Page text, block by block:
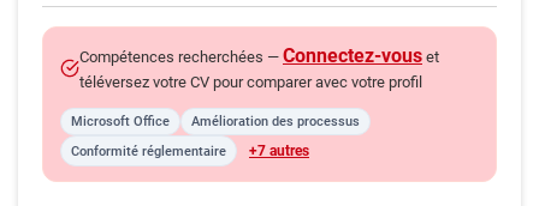
Compétences recherchées — Connectez-vous et
téléversez votre CV pour comparer avec votre profil
Microsoft Office
Amélioration des processus
Conformité réglementaire
+7 autres